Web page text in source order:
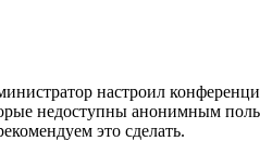
настроил
недоступны анонимным
это сделать.